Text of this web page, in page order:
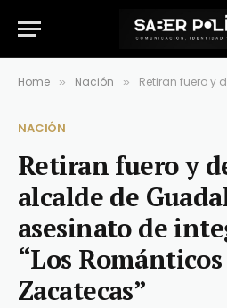
Home » Nación » Retiran fuero y destituyen a alcalde de
NACIÓN
Retiran fuero y
alcalde de
asesinato de
“Los
Zacatecas”